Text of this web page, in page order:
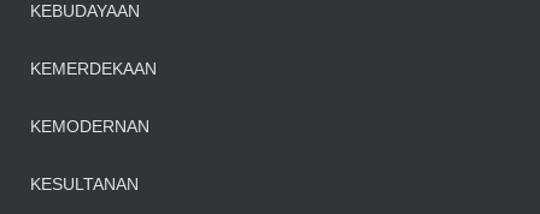
KEBUDAYAAN
KEMERDEKAAN
KEMODERNAN
KESULTANAN